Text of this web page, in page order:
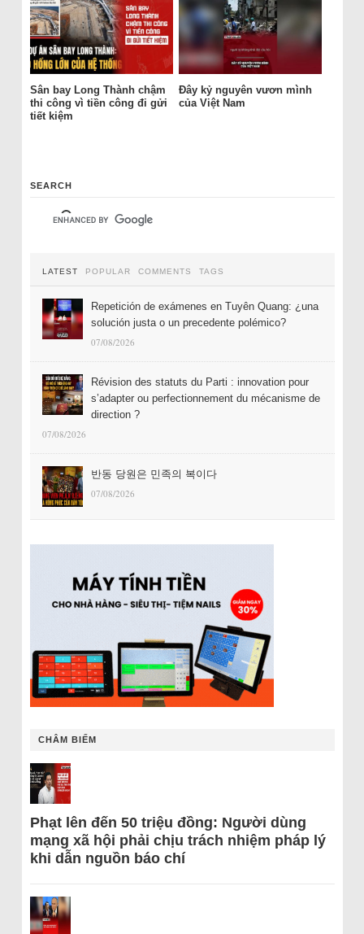
Sân bay Long Thành chậm
thi công vì tiền công đi gửi
tiết kiệm
Đây kỷ nguyên vươn mình
của Việt Nam
SEARCH
LATEST POPULAR COMMENTS TAGS
Repetición de exámenes en Tuyên Quang: ¿una
solución justa o un precedente polémico?
07/08/2026
Révision des statuts du Parti : innovation pour
s’adapter ou perfectionnement du mécanisme de
direction ?
07/08/2026
반동 당원은 민족의 복이다
07/08/2026
CHÂM BIẾM
Phạt lên đến 50 triệu đồng: Người dùng
mạng xã hội phải chịu trách nhiệm pháp lý
khi dẫn nguồn báo chí